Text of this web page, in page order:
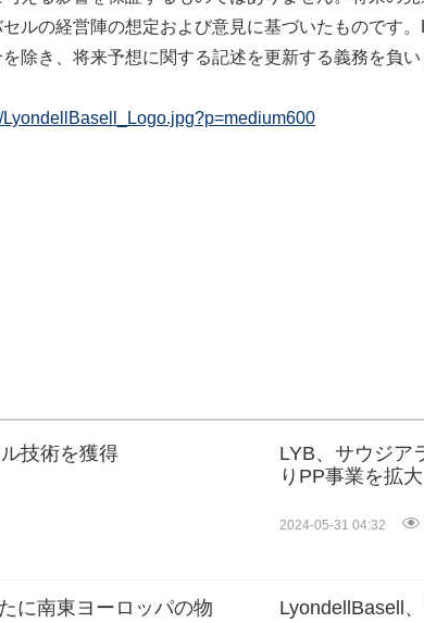
ルの経営陣の想定および意見に基づいたものです
除き、将来予想に関する記述を更新する義務を負い
技術を獲得
LYB、サウジア
りPP事業を拡大
2024-05-31 04:32
に南東ヨーロッパの物
LyondellBasell